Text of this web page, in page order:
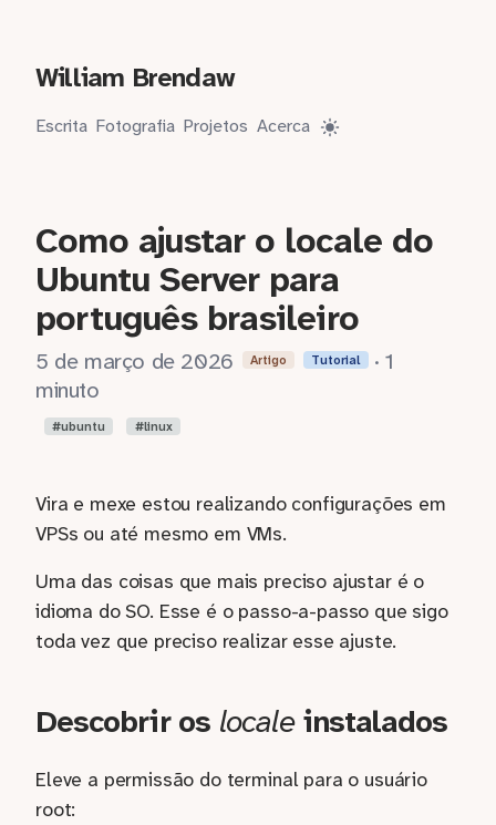
William Brendaw
Escrita Fotografia Projetos Acerca
Como ajustar o locale do
Ubuntu Server para
português brasileiro
5 de março de 2026 Artigo Tutorial · 1
minuto
ubuntu linux
Vira e mexe estou realizando configurações em
VPSs ou até mesmo em VMs.
Uma das coisas que mais preciso ajustar é o
idioma do SO. Esse é o passo-a-passo que sigo
toda vez que preciso realizar esse ajuste.
Descobrir os localeinstalados
Eleve a permissão do terminal para o usuário
root: